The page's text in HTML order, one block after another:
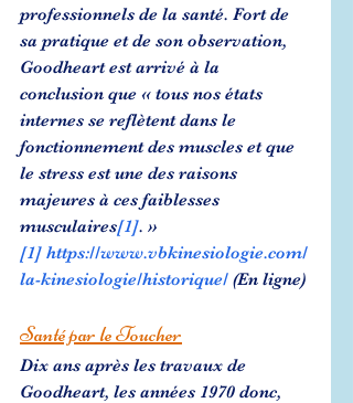
professionnels de la santé. Fort de
sa pratique et de son observation,
Goodheart est arrivé à la
conclusion que « tous nos états
internes se reflètent dans le
fonctionnement des muscles et que
le stress est une des raisons
majeures à ces faiblesses
musculaires[1]. »
[1] https://www.vbkinesiologie.com/
la-kinesiologie/historique/ (En ligne)
Santé par le Toucher
Dix ans après les travaux de
Goodheart, les années 1970 donc,